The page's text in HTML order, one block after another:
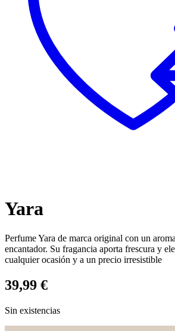
Yara
Perfume Yara de marca original con un
encantador. Su fragancia aporta frescura y
cualquier ocasión y a un precio irresistible
39,99 €
Sin existencias